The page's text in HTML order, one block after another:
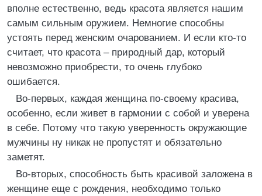
вполне естественно, ведь красота является нашим
самым сильным оружием. Немногие способны
устоять перед женским очарованием. И если кто-то
считает, что красота – природный дар, который
невозможно приобрести, то очень глубоко
ошибается.
Во-первых, каждая женщина по-своему красива,
особенно, если живет в гармонии с собой и уверена
в себе. Потому что такую уверенность окружающие
мужчины ну никак не пропустят и обязательно
заметят.
Во-вторых, способность быть красивой заложена в
женщине еще с рождения, необходимо только